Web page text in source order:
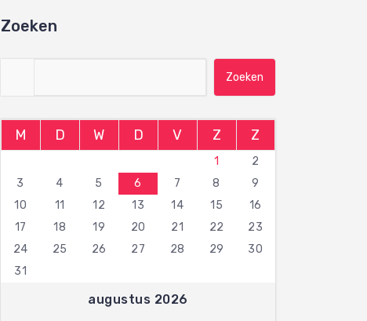
Zoeken
augustus 2026
M D W D V Z Z
1
2
3
4 5 6 7 8
9
10
11 12 13 14 15
16
17
18 19 20 21 22
23
24
25 26 27 28 29
30
31